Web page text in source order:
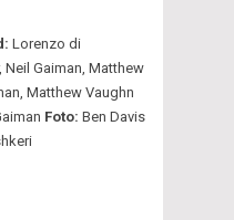
Lorenzo di
Neil Gaiman, Matthew
Matthew Vaughn
Foto: Ben Davis